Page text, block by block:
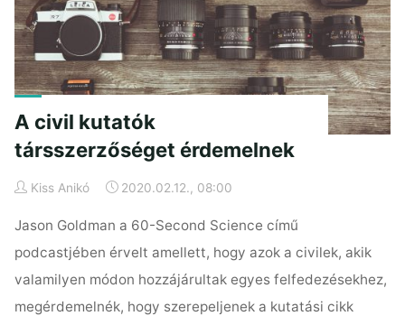
A civil kutatók
társszerzőséget érdemelnek
Kiss Anikó 2020.02.12., 08:00
Jason Goldman a 60-Second Science című
podcastjében érvelt amellett, hogy azok a civilek, akik
valamilyen módon hozzájárultak egyes felfedezésekhez,
megérdemelnék, hogy szerepeljenek a kutatási cikk